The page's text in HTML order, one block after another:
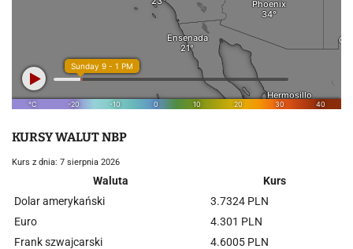
KURSY WALUT NBP
Kurs z dnia: 7 sierpnia 2026
Waluta
Kurs
Dolar amerykański
3.7324 PLN
Euro
4.301 PLN
Frank szwajcarski
4.6005 PLN